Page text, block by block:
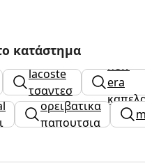
κατάστημα
lacoste
τσαντεσ
new
era
ορειβατικα
παπουτσια